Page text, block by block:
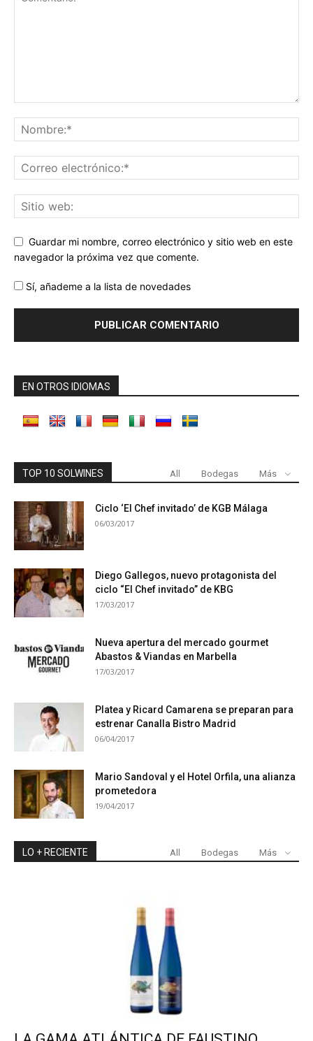
Guardar mi nombre, correo electrónico y sitio web en este
navegador la próxima vez que comente.
Sí, añademe a la lista de novedades
EN OTROS IDIOMAS
TOP 10 SOLWINES All Bodegas Más
Ciclo ‘El Chef invitado’ de KGB Málaga
06/03/2017
Diego Gallegos, nuevo protagonista del
ciclo “El Chef invitado” de KBG
17/03/2017
Nueva apertura del mercado gourmet
Abastos & Viandas en Marbella
17/03/2017
Platea y Ricard Camarena se preparan para
estrenar Canalla Bistro Madrid
06/04/2017
Mario Sandoval y el Hotel Orfila, una alianza
prometedora
19/04/2017
LO + RECIENTE All Bodegas Más